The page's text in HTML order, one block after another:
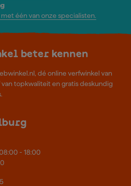
één van onze specialisten.
beter kennen
dé online verfwinkel van
topkwaliteit en gratis deskundig
- 18:00